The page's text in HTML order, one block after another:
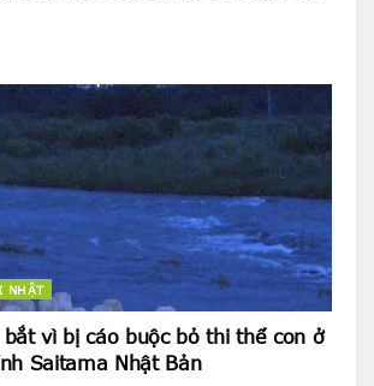
NHẬT
vì bị cáo buộc bỏ thi thể con ở
Saitama Nhật Bản